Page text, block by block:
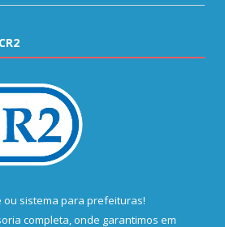
ou sistema para prefeituras!
completa, onde garantimos em